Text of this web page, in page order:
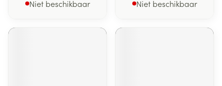
Niet beschikbaar Niet beschikbaar